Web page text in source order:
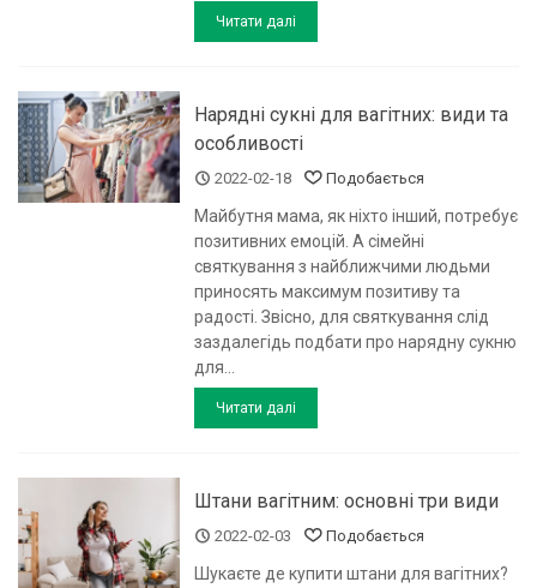
Читати далі
Нарядні сукні для вагітних: види та
особливості
2022-02-18 Подобається
Майбутня мама, як ніхто інший, потребує
позитивних емоцій. А сімейні
святкування з найближчими людьми
приносять максимум позитиву та
радості. Звісно, для святкування слід
заздалегідь подбати про нарядну сукню
для...
Читати далі
Штани вагітним: основні три види
2022-02-03 Подобається
Шукаєте де купити штани для вагітних?